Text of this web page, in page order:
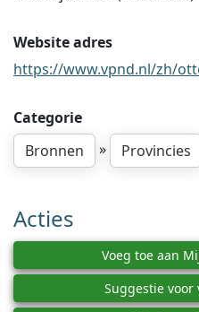
Website adres
https://www.vpnd.nl/zh/
Categorie
Bronnen
» Provincies
Acties
Voeg toe aan
Suggestie